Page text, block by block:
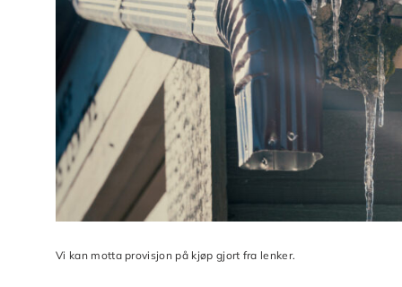
Vi kan motta provisjon på kjøp gjort fra lenker.